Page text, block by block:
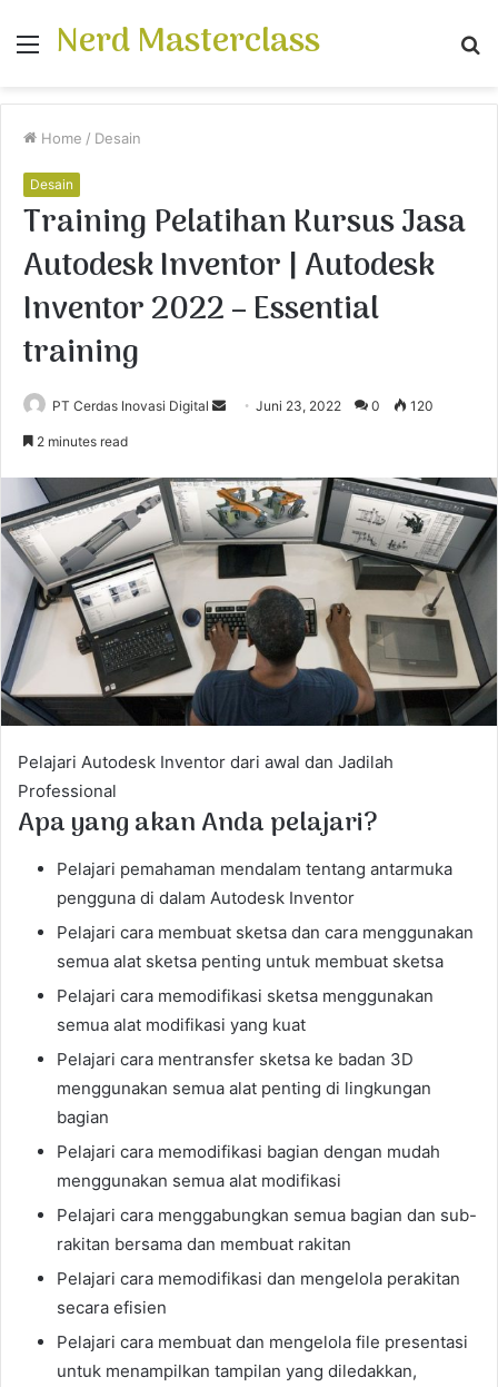
Menu
Nerd Masterclass
Home / Desain
Desain
Training Pelatihan Kursus Jasa
Autodesk Inventor | Autodesk
Inventor 2022 – Essential
training
PT Cerdas Inovasi Digital
d
a
n
a
l
Juni 23, 2022 0 120
2 minutes read
Pelajari Autodesk Inventor dari awal dan Jadilah
Professional
Apa yang akan Anda pelajari?
Pelajari pemahaman mendalam tentang antarmuka
pengguna di dalam Autodesk Inventor
Pelajari cara membuat sketsa dan cara menggunakan
semua alat sketsa penting untuk membuat sketsa
Pelajari cara memodifikasi sketsa menggunakan
semua alat modifikasi yang kuat
Pelajari cara mentransfer sketsa ke badan 3D
menggunakan semua alat penting di lingkungan
bagian
Pelajari cara memodifikasi bagian dengan mudah
menggunakan semua alat modifikasi
Pelajari cara menggabungkan semua bagian dan sub-
rakitan bersama dan membuat rakitan
Pelajari cara memodifikasi dan mengelola perakitan
secara efisien
Pelajari cara membuat dan mengelola file presentasi
untuk menampilkan tampilan yang diledakkan,